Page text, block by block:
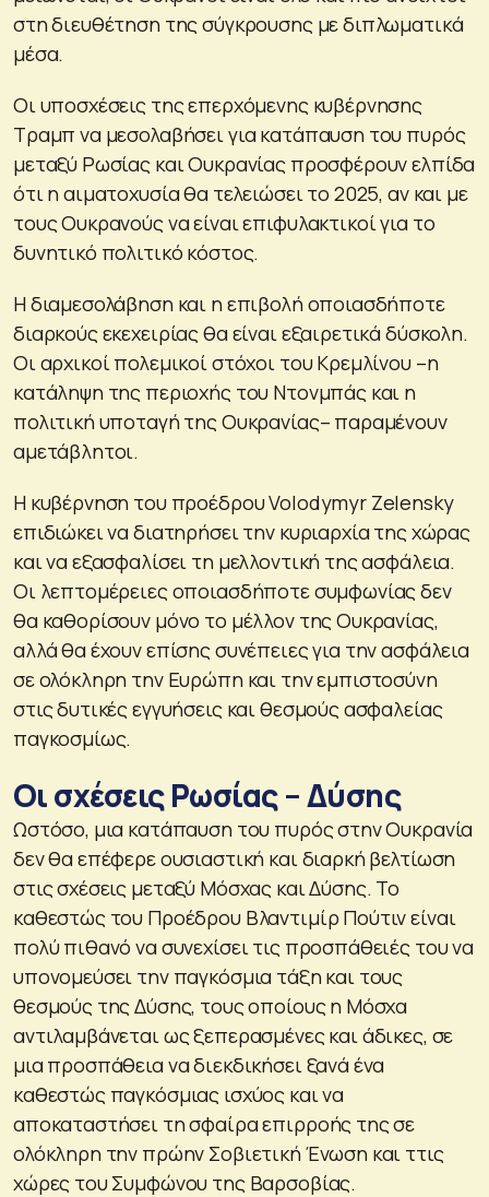
στη διευθέτηση της σύγκρουσης με διπλωματικά
μέσα.
Οι υποσχέσεις της επερχόμενης κυβέρνησης
Τραμπ να μεσολαβήσει για κατάπαυση του πυρός
μεταξύ Ρωσίας και Ουκρανίας προσφέρουν ελπίδα
ότι η αιματοχυσία θα τελειώσει το 2025, αν και με
τους Ουκρανούς να είναι επιφυλακτικοί για το
δυνητικό πολιτικό κόστος.
Η διαμεσολάβηση και η επιβολή οποιασδήποτε
διαρκούς εκεχειρίας θα είναι εξαιρετικά δύσκολη.
Οι αρχικοί πολεμικοί στόχοι του Κρεμλίνου –η
κατάληψη της περιοχής του Ντονμπάς και η
πολιτική υποταγή της Ουκρανίας– παραμένουν
αμετάβλητοι.
Η κυβέρνηση του προέδρου Volodymyr Zelensky
επιδιώκει να διατηρήσει την κυριαρχία της χώρας
και να εξασφαλίσει τη μελλοντική της ασφάλεια.
Οι λεπτομέρειες οποιασδήποτε συμφωνίας δεν
θα καθορίσουν μόνο το μέλλον της Ουκρανίας,
αλλά θα έχουν επίσης συνέπειες για την ασφάλεια
σε ολόκληρη την Ευρώπη και την εμπιστοσύνη
στις δυτικές εγγυήσεις και θεσμούς ασφαλείας
παγκοσμίως.
Οι σχέσεις Ρωσίας – Δύσης
Ωστόσο, μια κατάπαυση του πυρός στην Ουκρανία
δεν θα επέφερε ουσιαστική και διαρκή βελτίωση
στις σχέσεις μεταξύ Μόσχας και Δύσης. Το
καθεστώς του Προέδρου Βλαντιμίρ Πούτιν είναι
πολύ πιθανό να συνεχίσει τις προσπάθειές του να
υπονομεύσει την παγκόσμια τάξη και τους
θεσμούς της Δύσης, τους οποίους η Μόσχα
αντιλαμβάνεται ως ξεπερασμένες και άδικες, σε
μια προσπάθεια να διεκδικήσει ξανά ένα
καθεστώς παγκόσμιας ισχύος και να
αποκαταστήσει τη σφαίρα επιρροής της σε
ολόκληρη την πρώην Σοβιετική Ένωση και ττις
χώρες του Συμφώνου της Βαρσοβίας.